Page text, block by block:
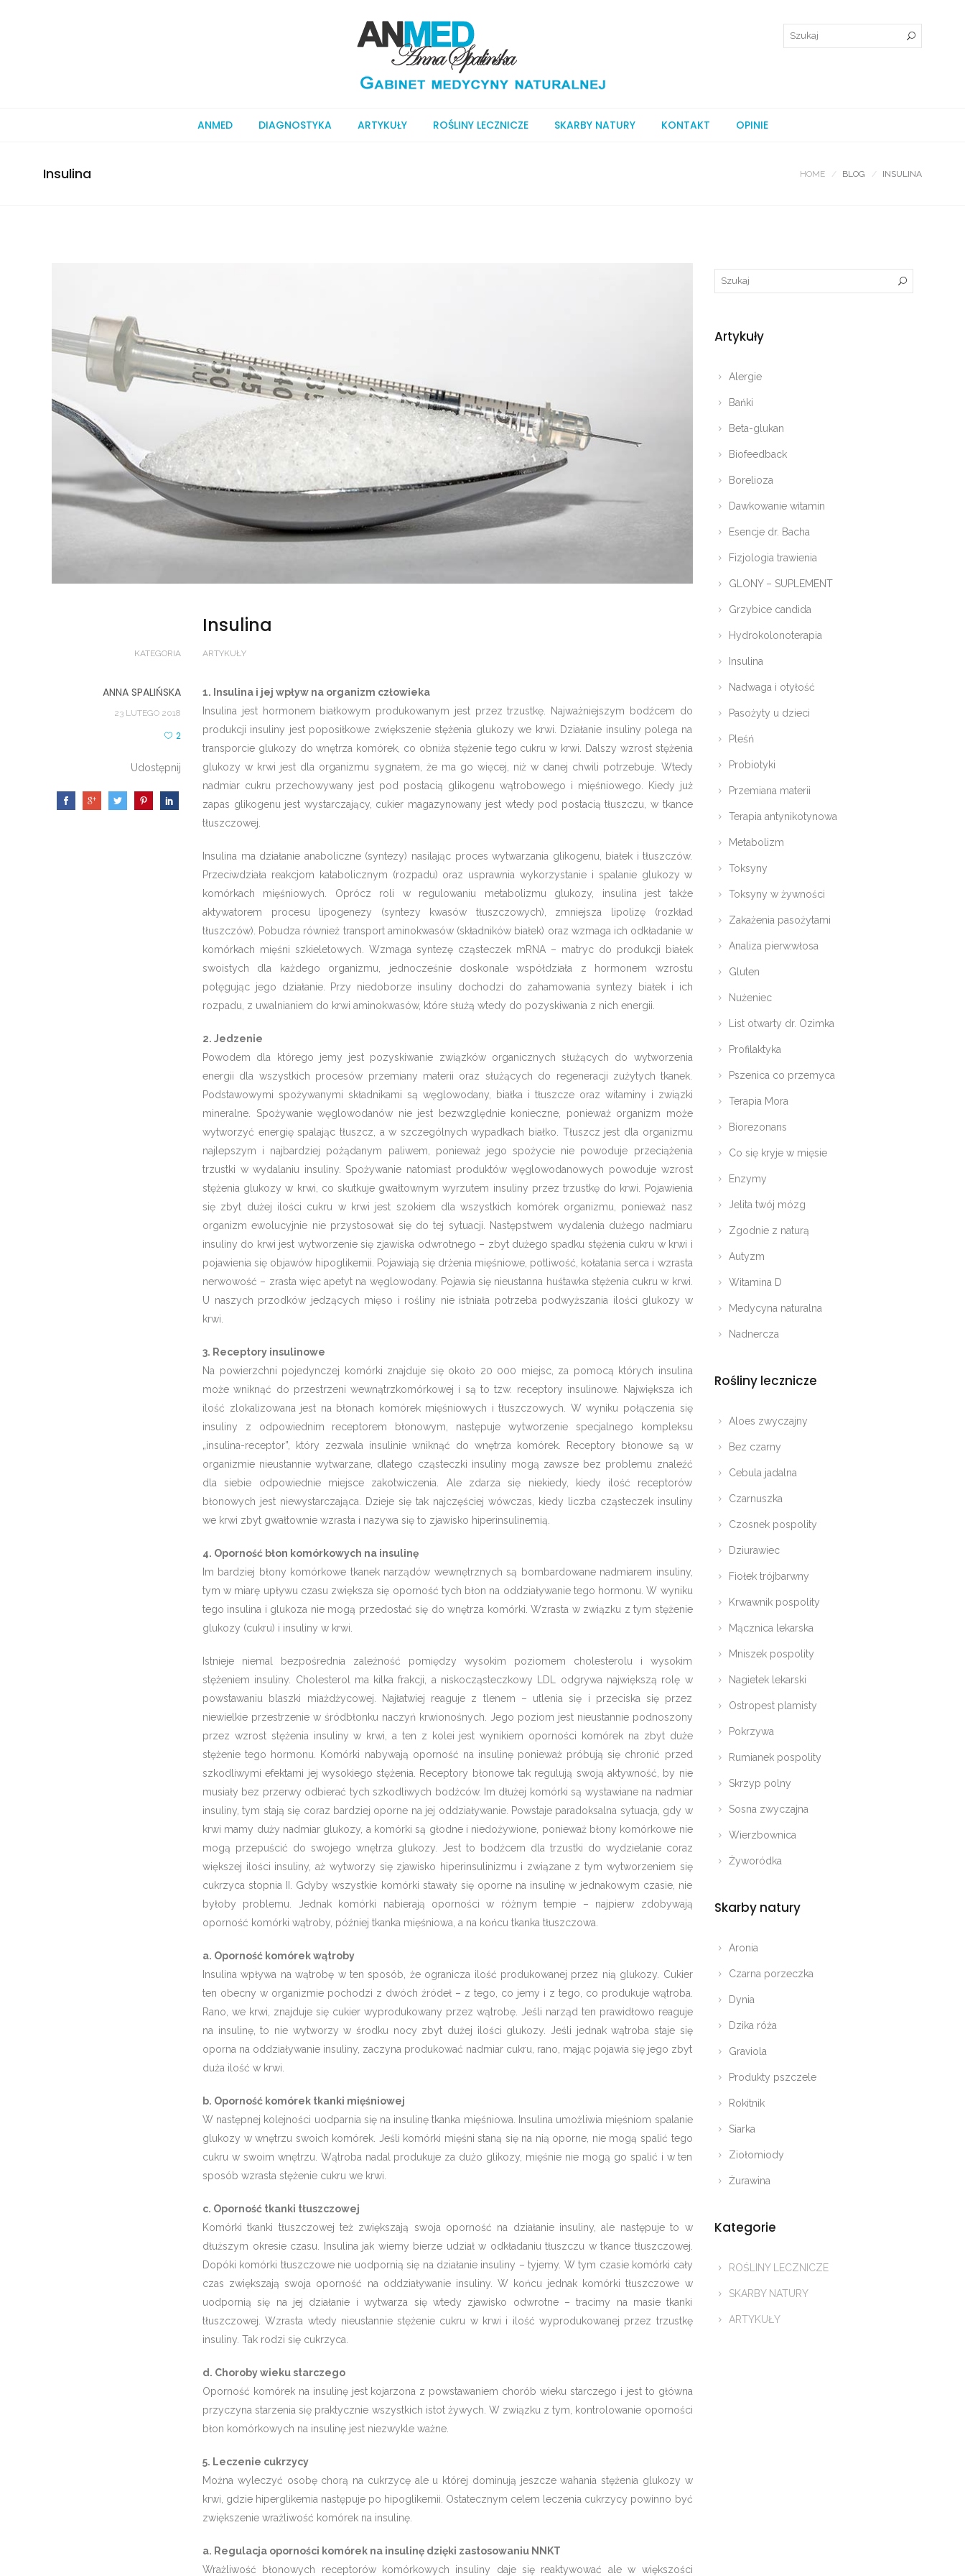
ANMED DIAGNOSTYKA ARTYKUŁY ROŚLINY LECZNICZE SKARBY NATURY KONTAKT OPINIE
Insulina HOME BLOG INSULINA
Insulina
KATEGORIA ARTYKUŁY
ANNA SPALIŃSKA
23 LUTEGO 2018
2
Udostępnij
1. Insulina i jej wpływ na organizm człowieka
Insulina jest hormonem białkowym produkowanym jest przez trzustkę. Najważniejszym bodźcem do
produkcji insuliny jest poposiłkowe zwiększenie stężenia glukozy we krwi. Działanie insuliny polega na
transporcie glukozy do wnętrza komórek, co obniża stężenie tego cukru w krwi. Dalszy wzrost stężenia
glukozy w krwi jest dla organizmu sygnałem, że ma go więcej, niż w danej chwili potrzebuje. Wtedy
nadmiar cukru przechowywany jest pod postacią glikogenu wątrobowego i mięśniowego. Kiedy już
zapas glikogenu jest wystarczający, cukier magazynowany jest wtedy pod postacią tłuszczu, w tkance
tłuszczowej.
Insulina ma działanie anaboliczne (syntezy) nasilając proces wytwarzania glikogenu, białek i tłuszczów.
Przeciwdziała reakcjom katabolicznym (rozpadu) oraz usprawnia wykorzystanie i spalanie glukozy w
komórkach mięśniowych. Oprócz roli w regulowaniu metabolizmu glukozy, insulina jest także
aktywatorem procesu lipogenezy (syntezy kwasów tłuszczowych), zmniejsza lipolizę (rozkład
tłuszczów). Pobudza również transport aminokwasów (składników białek) oraz wzmaga ich odkładanie w
komórkach mięśni szkieletowych. Wzmaga syntezę cząsteczek mRNA – matryc do produkcji białek
swoistych dla każdego organizmu, jednocześnie doskonale współdziała z hormonem wzrostu
potęgując jego działanie. Przy niedoborze insuliny dochodzi do zahamowania syntezy białek i ich
rozpadu, z uwalnianiem do krwi aminokwasów, które służą wtedy do pozyskiwania z nich energii.
2. Jedzenie
Powodem dla którego jemy jest pozyskiwanie związków organicznych służących do wytworzenia
energii dla wszystkich procesów przemiany materii oraz służących do regeneracji zużytych tkanek.
Podstawowymi spożywanymi składnikami są węglowodany, białka i tłuszcze oraz witaminy i związki
mineralne. Spożywanie węglowodanów nie jest bezwzględnie konieczne, ponieważ organizm może
wytworzyć energię spalając tłuszcz, a w szczególnych wypadkach białko. Tłuszcz jest dla organizmu
najlepszym i najbardziej pożądanym paliwem, ponieważ jego spożycie nie powoduje przeciążenia
trzustki w wydalaniu insuliny. Spożywanie natomiast produktów węglowodanowych powoduje wzrost
stężenia glukozy w krwi, co skutkuje gwałtownym wyrzutem insuliny przez trzustkę do krwi. Pojawienia
się zbyt dużej ilości cukru w krwi jest szokiem dla wszystkich komórek organizmu, ponieważ nasz
organizm ewolucyjnie nie przystosował się do tej sytuacji. Następstwem wydalenia dużego nadmiaru
insuliny do krwi jest wytworzenie się zjawiska odwrotnego – zbyt dużego spadku stężenia cukru w krwi i
pojawienia się objawów hipoglikemii. Pojawiają się drżenia mięśniowe, potliwość, kołatania serca i wzrasta
nerwowość – zrasta więc apetyt na węglowodany. Pojawia się nieustanna huśtawka stężenia cukru w krwi.
U naszych przodków jedzących mięso i rośliny nie istniała potrzeba podwyższania ilości glukozy w
krwi.
3. Receptory insulinowe
Na powierzchni pojedynczej komórki znajduje się około 20 000 miejsc, za pomocą których insulina
może wniknąć do przestrzeni wewnątrzkomórkowej i są to tzw. receptory insulinowe. Największa ich
ilość zlokalizowana jest na błonach komórek mięśniowych i tłuszczowych. W wyniku połączenia się
insuliny z odpowiednim receptorem błonowym, następuje wytworzenie specjalnego kompleksu
„insulina-receptor”, który zezwala insulinie wniknąć do wnętrza komórek. Receptory błonowe są w
organizmie nieustannie wytwarzane, dlatego cząsteczki insuliny mogą zawsze bez problemu znaleźć
dla siebie odpowiednie miejsce zakotwiczenia. Ale zdarza się niekiedy, kiedy ilość receptorów
błonowych jest niewystarczająca. Dzieje się tak najczęściej wówczas, kiedy liczba cząsteczek insuliny
we krwi zbyt gwałtownie wzrasta i nazywa się to zjawisko hiperinsulinemią.
4. Oporność błon komórkowych na insulinę
Im bardziej błony komórkowe tkanek narządów wewnętrznych są bombardowane nadmiarem insuliny,
tym w miarę upływu czasu zwiększa się oporność tych błon na oddziaływanie tego hormonu. W wyniku
tego insulina i glukoza nie mogą przedostać się do wnętrza komórki. Wzrasta w związku z tym stężenie
glukozy (cukru) i insuliny w krwi.
Istnieje niemal bezpośrednia zależność pomiędzy wysokim poziomem cholesterolu i wysokim
stężeniem insuliny. Cholesterol ma kilka frakcji, a niskocząsteczkowy LDL odgrywa największą rolę w
powstawaniu blaszki miażdżycowej. Najłatwiej reaguje z tlenem – utlenia się i przeciska się przez
niewielkie przestrzenie w śródbłonku naczyń krwionośnych. Jego poziom jest nieustannie podnoszony
przez wzrost stężenia insuliny w krwi, a ten z kolei jest wynikiem oporności komórek na zbyt duże
stężenie tego hormonu. Komórki nabywają oporność na insulinę ponieważ próbują się chronić przed
szkodliwymi efektami jej wysokiego stężenia. Receptory błonowe tak regulują swoją aktywność, by nie
musiały bez przerwy odbierać tych szkodliwych bodźców. Im dłużej komórki są wystawiane na nadmiar
insuliny, tym stają się coraz bardziej oporne na jej oddziaływanie. Powstaje paradoksalna sytuacja, gdy w
krwi mamy duży nadmiar glukozy, a komórki są głodne i niedożywione, ponieważ błony komórkowe nie
mogą przepuścić do swojego wnętrza glukozy. Jest to bodźcem dla trzustki do wydzielanie coraz
większej ilości insuliny, aż wytworzy się zjawisko hiperinsulinizmu i związane z tym wytworzeniem się
cukrzyca stopnia II. Gdyby wszystkie komórki stawały się oporne na insulinę w jednakowym czasie, nie
byłoby problemu. Jednak komórki nabierają oporności w różnym tempie – najpierw zdobywają
oporność komórki wątroby, później tkanka mięśniowa, a na końcu tkanka tłuszczowa.
a. Oporność komórek wątroby
Insulina wpływa na wątrobę w ten sposób, że ogranicza ilość produkowanej przez nią glukozy. Cukier
ten obecny w organizmie pochodzi z dwóch źródeł – z tego, co jemy i z tego, co produkuje wątroba.
Rano, we krwi, znajduje się cukier wyprodukowany przez wątrobę. Jeśli narząd ten prawidłowo reaguje
na insulinę, to nie wytworzy w środku nocy zbyt dużej ilości glukozy. Jeśli jednak wątroba staje się
oporna na oddziaływanie insuliny, zaczyna produkować nadmiar cukru, rano, mając pojawia się jego zbyt
duża ilość w krwi.
b. Oporność komórek tkanki mięśniowej
W następnej kolejności uodparnia się na insulinę tkanka mięśniowa. Insulina umożliwia mięśniom spalanie
glukozy w wnętrzu swoich komórek. Jeśli komórki mięśni staną się na nią oporne, nie mogą spalić tego
cukru w swoim wnętrzu. Wątroba nadal produkuje za dużo glikozy, mięśnie nie mogą go spalić i w ten
sposób wzrasta stężenie cukru we krwi.
c. Oporność tkanki tłuszczowej
Komórki tkanki tłuszczowej też zwiększają swoja oporność na działanie insuliny, ale następuje to w
dłuższym okresie czasu. Insulina jak wiemy bierze udział w odkładaniu tłuszczu w tkance tłuszczowej.
Dopóki komórki tłuszczowe nie uodpornią się na działanie insuliny – tyjemy. W tym czasie komórki cały
czas zwiększają swoja oporność na oddziaływanie insuliny. W końcu jednak komórki tłuszczowe w
uodpornią się na jej działanie i wytwarza się wtedy zjawisko odwrotne – tracimy na masie tkanki
tłuszczowej. Wzrasta wtedy nieustannie stężenie cukru w krwi i ilość wyprodukowanej przez trzustkę
insuliny. Tak rodzi się cukrzyca.
d. Choroby wieku starczego
Oporność komórek na insulinę jest kojarzona z powstawaniem chorób wieku starczego i jest to główna
przyczyna starzenia się praktycznie wszystkich istot żywych. W związku z tym, kontrolowanie oporności
błon komórkowych na insulinę jest niezwykle ważne.
5. Leczenie cukrzycy
Można wyleczyć osobę chorą na cukrzycę ale u której dominują jeszcze wahania stężenia glukozy w
krwi, gdzie hiperglikemia następuje po hipoglikemii. Ostatecznym celem leczenia cukrzycy powinno być
zwiększenie wrażliwość komórek na insulinę.
a. Regulacja oporności komórek na insulinę dzięki zastosowaniu NNKT
Wrażliwość błonowych receptorów komórkowych insuliny daje się reaktywować ale w większości
Artykuły
Alergie
Bańki
Beta-glukan
Biofeedback
Borelioza
Dawkowanie witamin
Esencje dr. Bacha
Fizjologia trawienia
GLONY – SUPLEMENT
Grzybice candida
Hydrokolonoterapia
Insulina
Nadwaga i otyłość
Pasożyty u dzieci
Pleśń
Probiotyki
Przemiana materii
Terapia antynikotynowa
Metabolizm
Toksyny
Toksyny w żywności
Zakażenia pasożytami
Analiza pierw.włosa
Gluten
Nużeniec
List otwarty dr. Ozimka
Profilaktyka
Pszenica co przemyca
Terapia Mora
Biorezonans
Co się kryje w mięsie
Enzymy
Jelita twój mózg
Zgodnie z naturą
Autyzm
Witamina D
Medycyna naturalna
Nadnercza
Rośliny lecznicze
Aloes zwyczajny
Bez czarny
Cebula jadalna
Czarnuszka
Czosnek pospolity
Dziurawiec
Fiołek trójbarwny
Krwawnik pospolity
Mącznica lekarska
Mniszek pospolity
Nagietek lekarski
Ostropest plamisty
Pokrzywa
Rumianek pospolity
Skrzyp polny
Sosna zwyczajna
Wierzbownica
Żyworódka
Skarby natury
Aronia
Czarna porzeczka
Dynia
Dzika róża
Graviola
Produkty pszczele
Rokitnik
Siarka
Ziołomiody
Żurawina
Kategorie
ROŚLINY LECZNICZE
SKARBY NATURY
ARTYKUŁY